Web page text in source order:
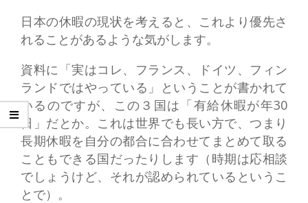
日本の休暇の現状を考えると、これより優先さ
れることがあるような気がします。
資料に「実はコレ、フランス、ドイツ、フィン
ランドではやっている」ということが書かれて
いるのですが、この３国は「有給休暇が年30
日」だとか。これは世界でも長い方で、つまり
長期休暇を自分の都合に合わせてまとめて取る
こともできる国だったりします（時期は応相談
でしょうけど、それが認められているというこ
とで）。